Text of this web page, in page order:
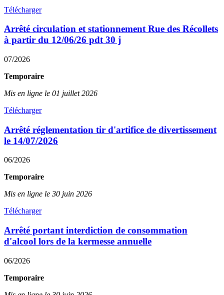
Télécharger
Arrêté circulation et stationnement Rue des Récollets
à partir du 12/06/26 pdt 30 j
07/2026
Temporaire
Mis en ligne le 01 juillet 2026
Télécharger
Arrêté réglementation tir d'artifice de divertissement
le 14/07/2026
06/2026
Temporaire
Mis en ligne le 30 juin 2026
Télécharger
Arrêté portant interdiction de consommation
d'alcool lors de la kermesse annuelle
06/2026
Temporaire